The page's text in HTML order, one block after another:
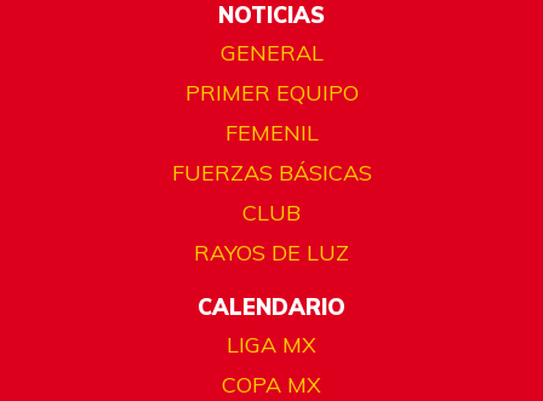
NOTICIAS
GENERAL
PRIMER EQUIPO
FEMENIL
FUERZAS BÁSICAS
CLUB
RAYOS DE LUZ
CALENDARIO
LIGA MX
COPA MX